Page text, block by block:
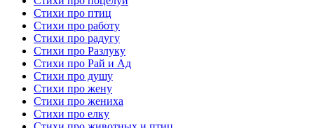
Стихи про птиц
Стихи про работу
Стихи про радугу
Стихи про Разлуку
Стихи про Рай и Ад
Стихи про душу
Стихи про жену
Стихи про жениха
Стихи про елку